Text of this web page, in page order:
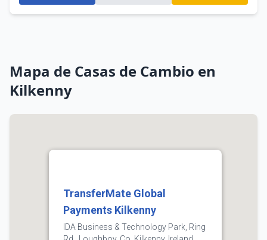
Mapa de Casas de Cambio en
Kilkenny
TransferMate Global
Payments Kilkenny
IDA Business & Technology Park, Ring